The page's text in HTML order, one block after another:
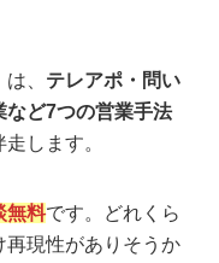
は、 テレアポ・問い
など7つの営業手法
します。
無料です。どれくら
再現性がありそうか